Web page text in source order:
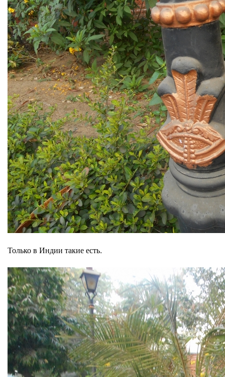
Только в Индии такие есть.